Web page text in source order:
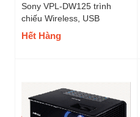
Sony VPL-DW125 trình
chiếu Wireless, USB
Hết Hàng